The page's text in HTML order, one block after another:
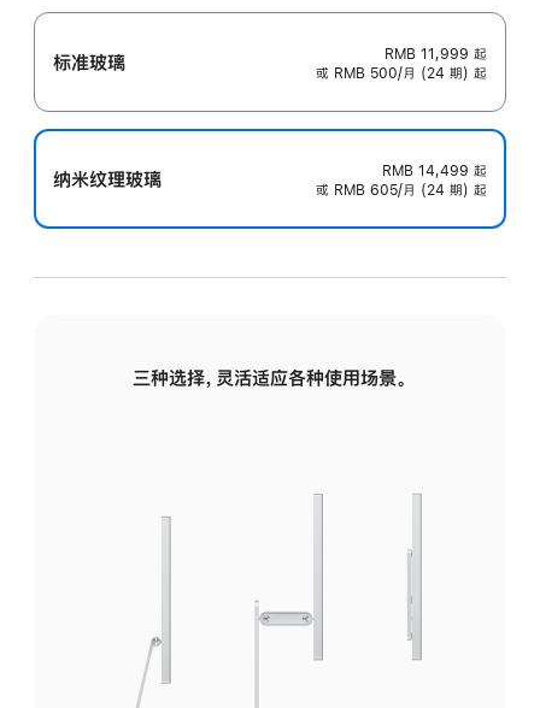
标准玻璃 RMB 11,999 起
或 RMB 500/月 (24 期) 起
纳米纹理玻璃 RMB 14,499 起
或 RMB 605/月 (24 期) 起
三种选择，灵活适应各种使用场景。